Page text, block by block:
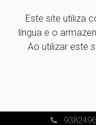
Este site utiliza
língua e o
Ao utilizar este